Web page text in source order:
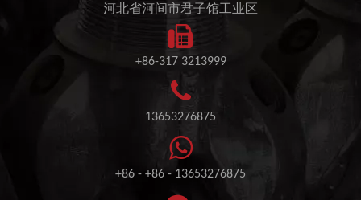
河北省河间市君子馆工业区
+86-317 3213999
13653276875
+86 - +86 - 13653276875